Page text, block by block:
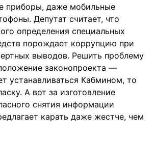
приборы, даже мобильные
Депутат считает, что
определения специальных
порождает коррупцию при
выводов. Решить проблему
законопроекта —
устанавливаться Кабмином, то
А вот за изготовление
снятия информации
карать даже жестче, чем